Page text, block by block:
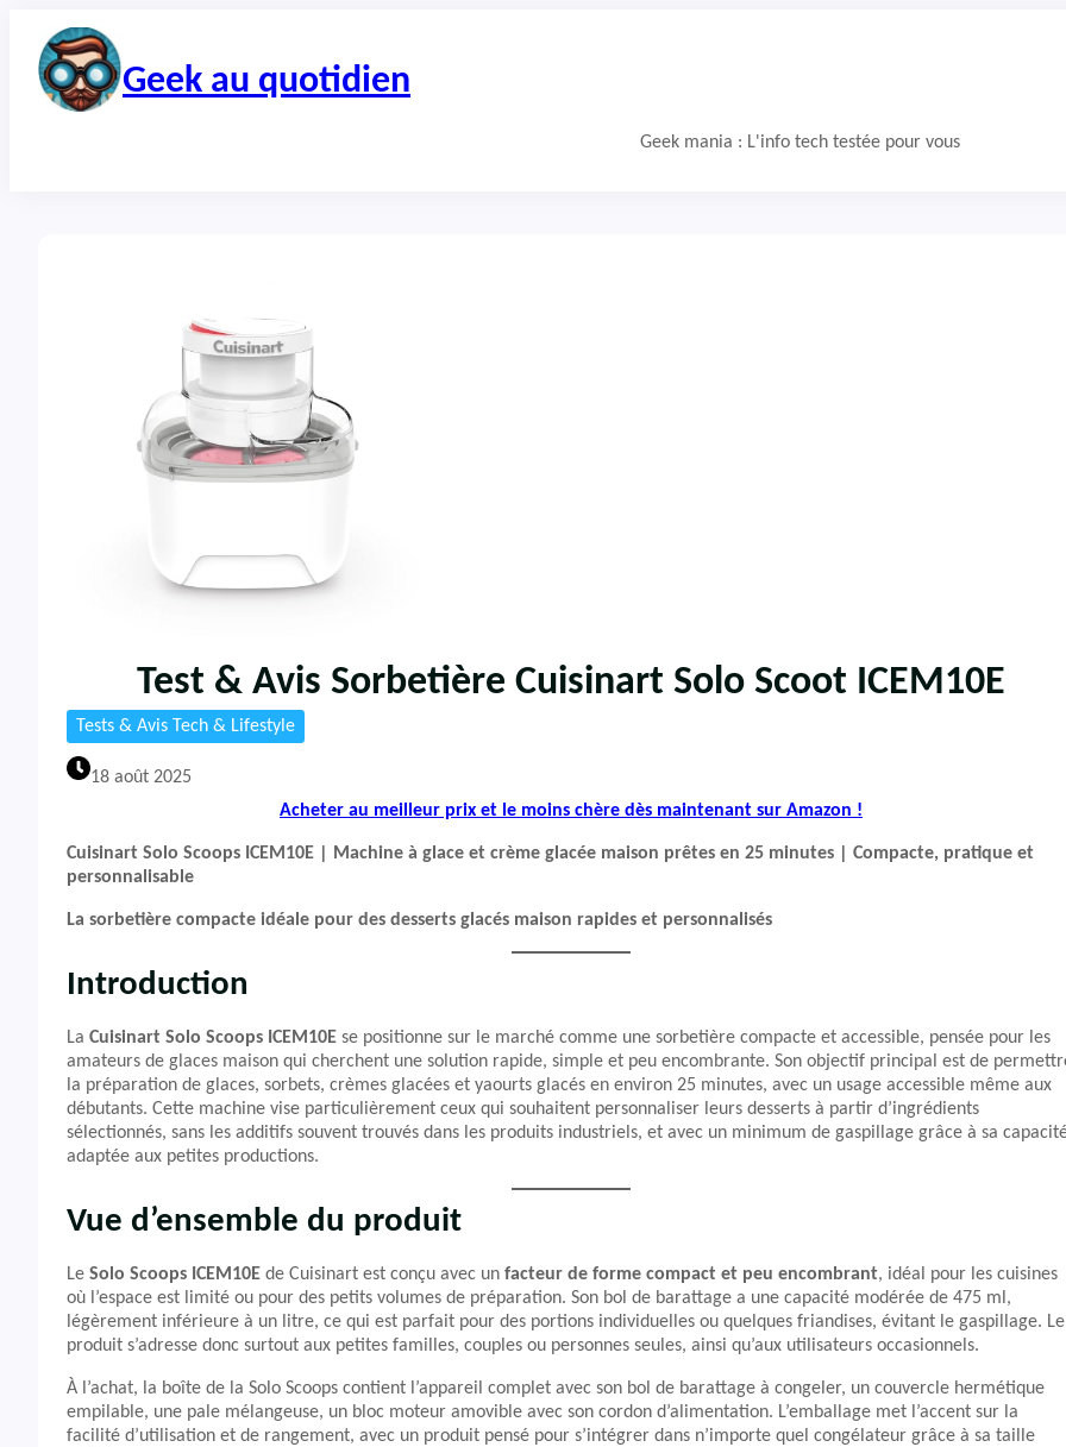
contenu
Geek au quotidien
Geek mania : L'info tech testée pour vous
Test & Avis Sorbetière Cuisinart Solo Scoot ICEM10E
Tests & Avis Tech & Lifestyle
18 août 2025
Acheter au meilleur prix et le moins chère dès maintenant sur Amazon !
Cuisinart Solo Scoops ICEM10E | Machine à glace et crème glacée maison prêtes en 25 minutes | Compacte, pratique et
personnalisable
La sorbetière compacte idéale pour des desserts glacés maison rapides et personnalisés
Introduction
La Cuisinart Solo Scoops ICEM10E se positionne sur le marché comme une sorbetière compacte et accessible, pensée pour les
amateurs de glaces maison qui cherchent une solution rapide, simple et peu encombrante. Son objectif principal est de
la préparation de glaces, sorbets, crèmes glacées et yaourts glacés en environ 25 minutes, avec un usage accessible même aux
débutants. Cette machine vise particulièrement ceux qui souhaitent personnaliser leurs desserts à partir d’ingrédients
sélectionnés, sans les additifs souvent trouvés dans les produits industriels, et avec un minimum de gaspillage grâce à sa
adaptée aux petites productions.
Vue d’ensemble du produit
Le Solo Scoops ICEM10E de Cuisinart est conçu avec un facteur de forme compact et peu encombrant, idéal pour les cuisines
où l’espace est limité ou pour des petits volumes de préparation. Son bol de barattage a une capacité modérée de 475 ml,
légèrement inférieure à un litre, ce qui est parfait pour des portions individuelles ou quelques friandises, évitant le gaspillage. Le
produit s’adresse donc surtout aux petites familles, couples ou personnes seules, ainsi qu’aux utilisateurs occasionnels.
À l’achat, la boîte de la Solo Scoops contient l’appareil complet avec son bol de barattage à congeler, un couvercle hermétique
empilable, une pale mélangeuse, un bloc moteur amovible avec son cordon d’alimentation. L’emballage met l’accent sur la
facilité d’utilisation et de rangement, avec un produit pensé pour s’intégrer dans n’importe quel congélateur grâce à sa taille